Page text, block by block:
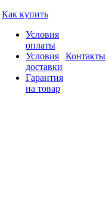
Как купить
Условия
оплаты
Условия
доставки
Гарантия
на товар
Контакты